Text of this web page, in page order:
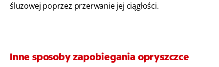
śluzowej poprzez przerwanie jej ciągłości.
Inne sposoby zapobiegania opryszczce